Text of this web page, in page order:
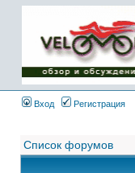
Имя пользователя:
Пароль:
{ LOG_ME_IN_SHORT
}
Вход
Регистрация
Список форумов